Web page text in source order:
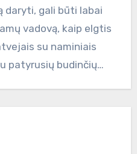
daryti, gali būti labai
vadovą, kaip elgtis
su naminiais
patyrusių budinčių…